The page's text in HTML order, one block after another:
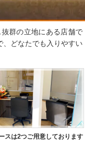
群の立地にある店舗で
どなたでも入りやすい
スは2つご用意しております